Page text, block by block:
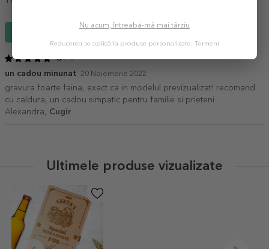
5/ 5
un cadou minunat 20 Noiembrie 2022
gravura foarte faina, exact ca in modelul previzualizat! recomand
cu caldura, un cadou simpatic pentru familie si prieteni
Alexandra, Cugir
Ultimele produse vizualizate
Nu acum, întreabă-mă mai târziu
Reducerea se aplică la produse personalizate. Termeni